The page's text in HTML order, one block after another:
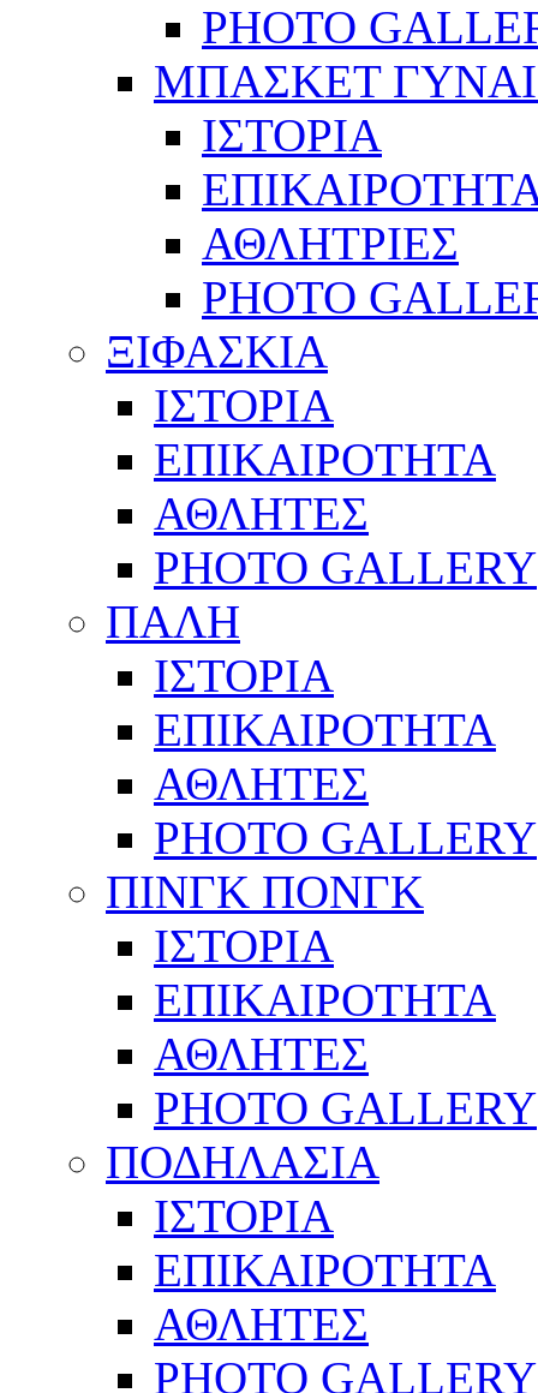
PHOTO
ΜΠΑΣΚΕΤ
ΙΣΤΟΡΙΑ
ΑΘΛΗΤΡΙΕΣ
PHOTO
ΞΙΦΑΣΚΙΑ
ΙΣΤΟΡΙΑ
ΕΠΙΚΑΙΡΟΤΗΤΑ
ΑΘΛΗΤΕΣ
PHOTO GALLERY
ΠΑΛΗ
ΙΣΤΟΡΙΑ
ΕΠΙΚΑΙΡΟΤΗΤΑ
ΑΘΛΗΤΕΣ
PHOTO GALLERY
ΠΙΝΓΚ ΠΟΝΓΚ
ΙΣΤΟΡΙΑ
ΕΠΙΚΑΙΡΟΤΗΤΑ
ΑΘΛΗΤΕΣ
PHOTO GALLERY
ΠΟΔΗΛΑΣΙΑ
ΙΣΤΟΡΙΑ
ΕΠΙΚΑΙΡΟΤΗΤΑ
ΑΘΛΗΤΕΣ
PHOTO GALLERY